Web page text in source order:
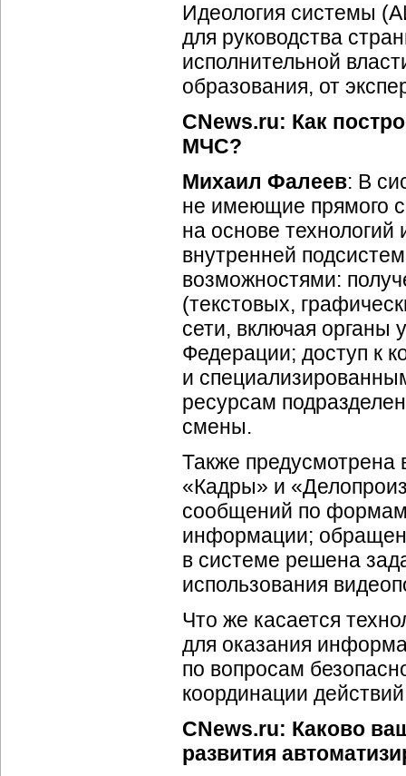
Идеология системы
для руководства
исполнительной
образования, от
CNews.ru: Как
МЧС?
Михаил Фалеев: В
не имеющие прямого
на основе
внутренней
возможностями:
(текстовых,
сети, включая органы
Федерации; доступ к
и
ресурсам
смены.
Также предусмотрена
«Кадры» и
сообщений по формам
информации;
в системе решена
использования
Что же касается
для оказания
по вопросам
координации
CNews.ru: Каково
развития